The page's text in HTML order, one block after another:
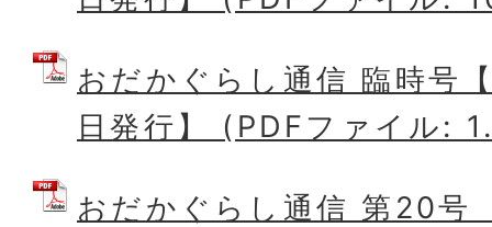
おだかぐらし通信 臨時号
日発行】 (PDFファイル:
おだかぐらし通信 第20号